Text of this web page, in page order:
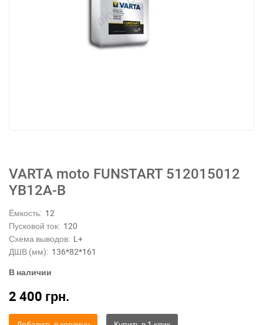
VARTA moto FUNSTART 512015012
YB12A-B
Ёмкость: 12
Пусковой ток: 120
Схема выводов: L+
ДШВ (мм): 136*82*161
В наличии
2 400 грн.